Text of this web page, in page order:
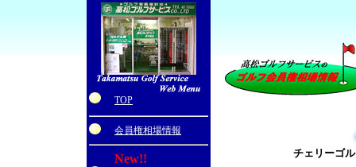
TOP
会員権相場情報
New!! チェリーゴ